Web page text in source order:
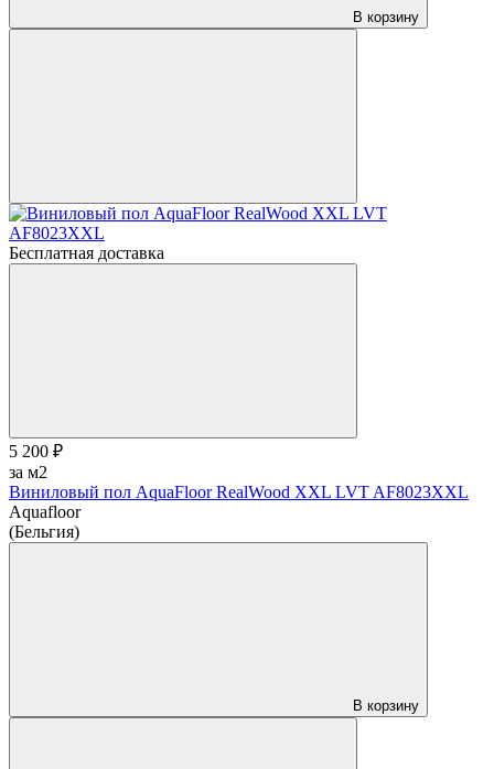
В корзину
Бесплатная доставка
5 200 ₽
за м2
Виниловый пол AquaFloor RealWood XХL LVT AF8023XXL
Aquafloor
(Бельгия)
В корзину